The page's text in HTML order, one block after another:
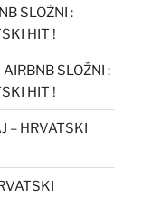
SLOŽNI :
HIT !
SLOŽNI :
HIT !
– HRVATSKI